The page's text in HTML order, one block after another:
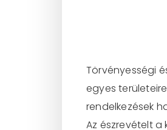
Törvényességi
egyes
rendelkezések
Az észrevételt